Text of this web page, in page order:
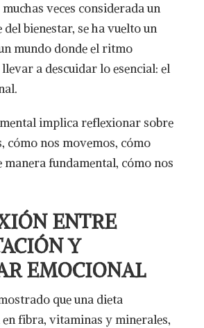
veces considerada un
bienestar, se ha vuelto un
mundo donde el ritmo
a descuidar lo esencial: el
implica reflexionar sobre
cómo nos movemos, cómo
manera fundamental, cómo nos
ENTRE
Y
EMOCIONAL
que una dieta
fibra, vitaminas y minerales,